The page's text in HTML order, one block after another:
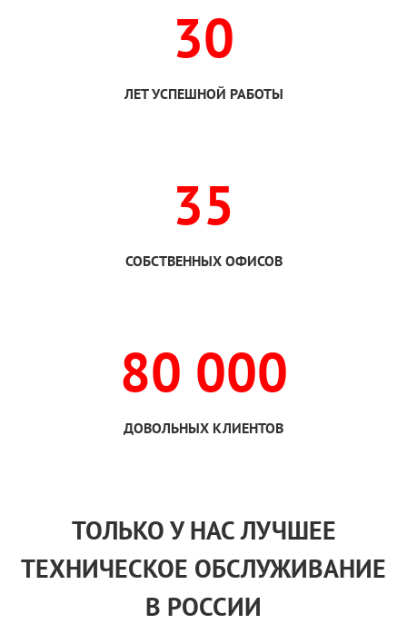
30
ЛЕТ УСПЕШНОЙ РАБОТЫ
35
СОБСТВЕННЫХ ОФИСОВ
80 000
ДОВОЛЬНЫХ КЛИЕНТОВ
ТОЛЬКОУ НАСЛУЧШЕЕ
ТЕХНИЧЕСКОЕ ОБСЛУЖИВАНИЕ
В РОССИИ